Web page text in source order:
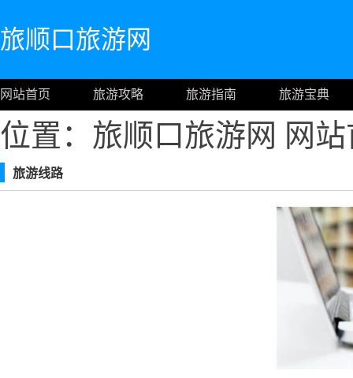
旅顺口旅游网
网站首页 旅游攻略 旅游指南 旅游宝典
位置：旅顺口旅游网 网
旅游线路